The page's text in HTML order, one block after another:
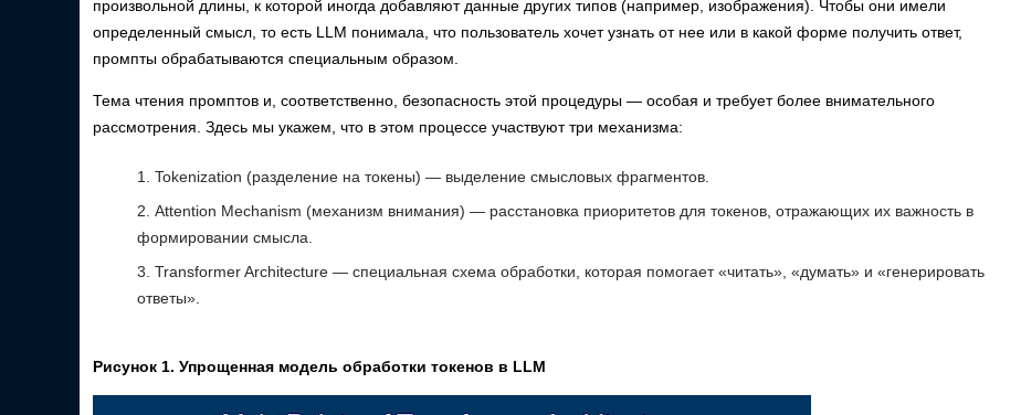
произвольной длины, к которой иногда добавляют данные других типов (например, изображения). Чтобы они имели
определенный смысл, то есть LLM понимала, что пользователь хочет узнать от нее или в какой форме получить ответ,
промпты обрабатываются специальным образом.
Тема чтения промптов и, соответственно, безопасность этой процедуры — особая и требует более внимательного
рассмотрения. Здесь мы укажем, что в этом процессе участвуют три механизма:
Tokenization (разделение на токены) — выделение смысловых фрагментов.
Attention Mechanism (механизм внимания) — расстановка приоритетов для токенов, отражающих их важность в
формировании смысла.
Transformer Architecture — специальная схема обработки, которая помогает «читать», «думать» и «генерировать
ответы».
Рисунок 1. Упрощенная модель обработки токенов в LLM